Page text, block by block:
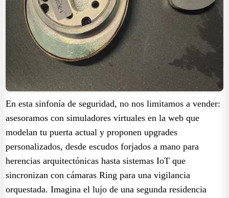
En esta sinfonía de seguridad, no nos limitamos a vender:
asesoramos con simuladores virtuales en la web que
modelan tu puerta actual y proponen upgrades
personalizados, desde escudos forjados a mano para
herencias arquitectónicas hasta sistemas IoT que
sincronizan con cámaras Ring para una vigilancia
orquestada. Imagina el lujo de una segunda residencia